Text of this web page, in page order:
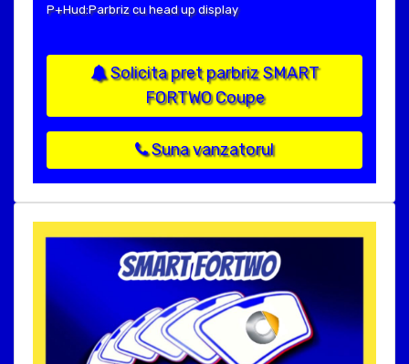
P+Hud:Parbriz cu head up display
Solicita pret parbriz SMART
FORTWO Coupe
Suna vanzatorul